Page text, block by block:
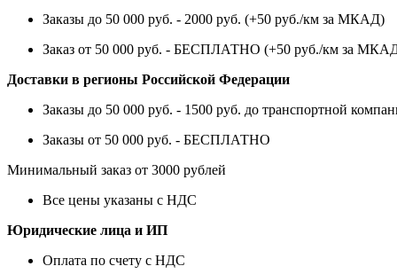
Заказы до 50 000 руб. - 2000 руб. (+50 руб./км за МКАД)
Заказ от 50 000 руб. - БЕСПЛАТНО (+50 руб./км за
Доставки в регионы Российской Федерации
Заказы до 50 000 руб. - 1500 руб. до транспортной
Заказы от 50 000 руб. - БЕСПЛАТНО
Минимальный заказ от 3000 рублей
Все цены указаны с НДС
Юридические лица и ИП
Оплата по счету с НДС